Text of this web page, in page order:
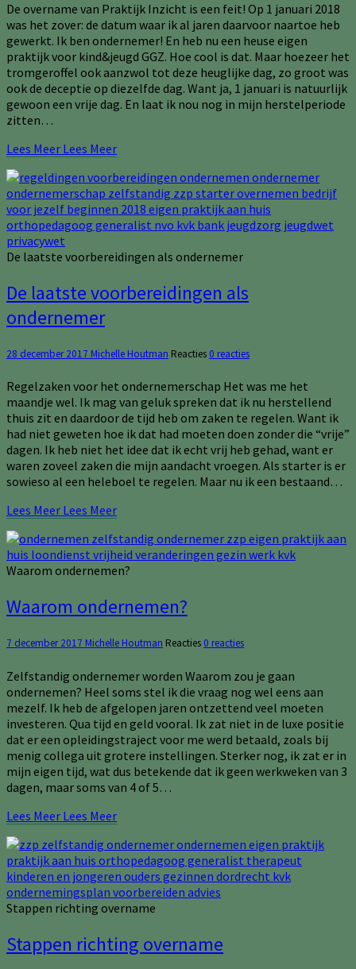
De overname van Praktijk Inzicht is een feit! Op 1 januari 2018
was het zover: de datum waar ik al jaren daarvoor naartoe heb
gewerkt. Ik ben ondernemer! En heb nu een heuse eigen
praktijk voor kind&jeugd GGZ. Hoe cool is dat. Maar hoezeer het
tromgeroffel ook aanzwol tot deze heuglijke dag, zo groot was
ook de deceptie op diezelfde dag. Want ja, 1 januari is natuurlijk
gewoon een vrije dag. En laat ik nou nog in mijn herstelperiode
zitten…
Lees Meer Lees Meer
De laatste voorbereidingen als ondernemer
De laatste voorbereidingen als
ondernemer
28 december 2017 Michelle Houtman Reacties 0 reacties
Regelzaken voor het ondernemerschap Het was me het
maandje wel. Ik mag van geluk spreken dat ik nu herstellend
thuis zit en daardoor de tijd heb om zaken te regelen. Want ik
had niet geweten hoe ik dat had moeten doen zonder die “vrije”
dagen. Ik heb niet het idee dat ik echt vrij heb gehad, want er
waren zoveel zaken die mijn aandacht vroegen. Als starter is er
sowieso al een heleboel te regelen. Maar nu ik een bestaand…
Lees Meer Lees Meer
Waarom ondernemen?
Waarom ondernemen?
7 december 2017 Michelle Houtman Reacties 0 reacties
Zelfstandig ondernemer worden Waarom zou je gaan
ondernemen? Heel soms stel ik die vraag nog wel eens aan
mezelf. Ik heb de afgelopen jaren ontzettend veel moeten
investeren. Qua tijd en geld vooral. Ik zat niet in de luxe positie
dat er een opleidingstraject voor me werd betaald, zoals bij
menig collega uit grotere instellingen. Sterker nog, ik zat er in
mijn eigen tijd, wat dus betekende dat ik geen werkweken van 3
dagen, maar soms van 4 of 5…
Lees Meer Lees Meer
Stappen richting overname
Stappen richting overname